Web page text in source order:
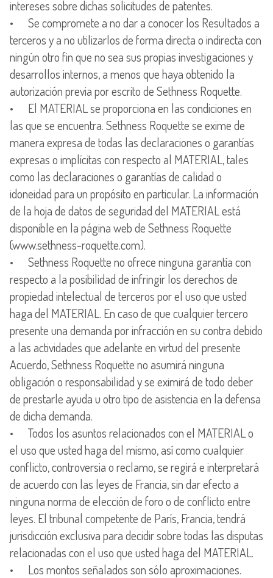
intereses sobre dichas solicitudes de patentes.
• Se compromete a no dar a conocer los Resultados a
terceros y a no utilizarlos de forma directa o indirecta con
ningún otro fin que no sea sus propias investigaciones y
desarrollos internos, a menos que haya obtenido la
autorización previa por escrito de Sethness Roquette.
• El MATERIAL se proporciona en las condiciones en
las que se encuentra. Sethness Roquette se exime de
manera expresa de todas las declaraciones o garantías
expresas o implícitas con respecto al MATERIAL, tales
como las declaraciones o garantías de calidad o
idoneidad para un propósito en particular. La información
de la hoja de datos de seguridad del MATERIAL está
disponible en la página web de Sethness Roquette
(www.sethness-roquette.com).
• Sethness Roquette no ofrece ninguna garantía con
respecto a la posibilidad de infringir los derechos de
propiedad intelectual de terceros por el uso que usted
haga del MATERIAL. En caso de que cualquier tercero
presente una demanda por infracción en su contra debido
a las actividades que adelante en virtud del presente
Acuerdo, Sethness Roquette no asumirá ninguna
obligación o responsabilidad y se eximirá de todo deber
de prestarle ayuda u otro tipo de asistencia en la defensa
de dicha demanda.
• Todos los asuntos relacionados con el MATERIAL o
el uso que usted haga del mismo, así como cualquier
conflicto, controversia o reclamo, se regirá e interpretará
de acuerdo con las leyes de Francia, sin dar efecto a
ninguna norma de elección de foro o de conflicto entre
leyes. El tribunal competente de París, Francia, tendrá
jurisdicción exclusiva para decidir sobre todas las disputas
relacionadas con el uso que usted haga del MATERIAL.
• Los montos señalados son sólo aproximaciones.